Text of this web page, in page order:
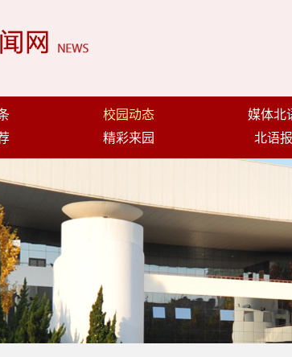
校园动态 媒体北
精彩来园 北语报